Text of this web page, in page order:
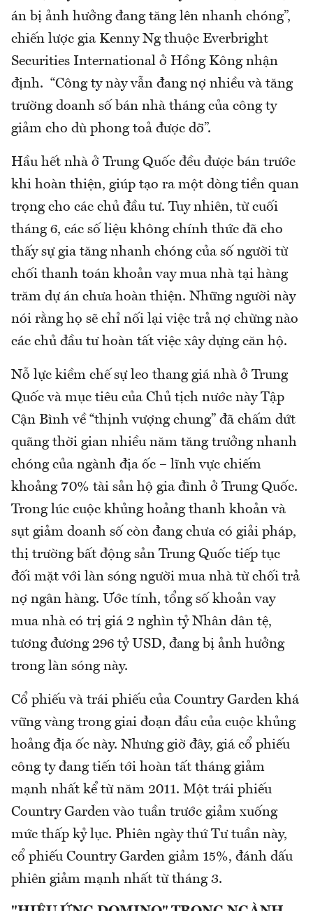
án bị ảnh hưởng đang tăng lên nhanh chóng”,
chiến lược gia Kenny Ng thuộc Everbright
Securities International ở Hồng Kông nhận
định. “Công ty này vẫn đang nợ nhiều và tăng
trường doanh số bán nhà tháng của công ty
giảm cho dù phong toả được dỡ”.
Hầu hết nhà ở Trung Quốc đều được bán trước
khi hoàn thiện, giúp tạo ra một dòng tiền quan
trọng cho các chủ đầu tư. Tuy nhiên, từ cuối
tháng 6, các số liệu không chính thức đã cho
thấy sự gia tăng nhanh chóng của số người từ
chối thanh toán khoản vay mua nhà tại hàng
trăm dự án chưa hoàn thiện. Những người này
nói rằng họ sẽ chỉ nối lại việc trả nợ chừng nào
các chủ đầu tư hoàn tất việc xây dựng căn hộ.
Nỗ lực kiềm chế sự leo thang giá nhà ở Trung
Quốc và mục tiêu của Chủ tịch nước này Tập
Cận Bình về “thịnh vượng chung” đã chấm dứt
quãng thời gian nhiều năm tăng trưởng nhanh
chóng của ngành địa ốc – lĩnh vực chiếm
khoảng 70% tài sản hộ gia đình ở Trung Quốc.
Trong lúc cuộc khủng hoảng thanh khoản và
sụt giảm doanh số còn đang chưa có giải pháp,
thị trường bất động sản Trung Quốc tiếp tục
đối mặt với làn sóng người mua nhà từ chối trả
nợ ngân hàng. Ước tính, tổng số khoản vay
mua nhà có trị giá 2 nghìn tỷ Nhân dân tệ,
tương đương 296 tỷ USD, đang bị ảnh hưởng
trong làn sóng này.
Cổ phiếu và trái phiếu của Country Garden khá
vững vàng trong giai đoạn đầu của cuộc khủng
hoảng địa ốc này. Nhưng giờ đây, giá cổ phiếu
công ty đang tiến tới hoàn tất tháng giảm
mạnh nhất kể từ năm 2011. Một trái phiếu
Country Garden vào tuần trước giảm xuống
mức thấp kỷ lục. Phiên ngày thứ Tư tuần này,
cổ phiếu Country Garden giảm 15%, đánh dấu
phiên giảm mạnh nhất từ tháng 3.